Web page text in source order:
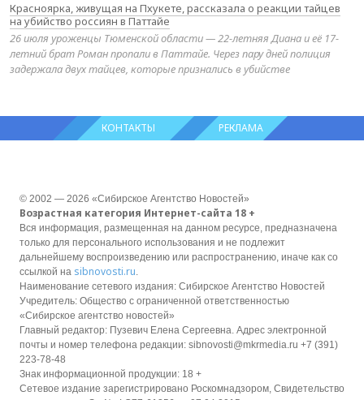
Красноярка, живущая на Пхукете, рассказала о реакции тайцев
на убийство россиян в Паттайе
26 июля уроженцы Тюменской области — 22-летняя Диана и её 17-
летний брат Роман пропали в Паттайе. Через пару дней полиция
задержала двух тайцев, которые признались в убийстве
КОНТАКТЫ РЕКЛАМА
© 2002 — 2026 «Сибирское Агентство Новостей»
Возрастная категория Интернет-сайта 18 +
Вся информация, размещенная на данном ресурсе, предназначена
только для персонального использования и не подлежит
дальнейшему воспроизведению или распространению, иначе как со
ссылкой на sibnovosti.ru.
Наименование сетевого издания: Сибирское Агентство Новостей
Учредитель: Общество с ограниченной ответственностью
«Сибирское агентство новостей»
Главный редактор: Пузевич Елена Сергеевна. Адрес электронной
почты и номер телефона редакции: sibnovosti@mkrmedia.ru +7 (391)
223-78-48
Знак информационной продукции: 18 +
Сетевое издание зарегистрировано Роскомнадзором, Свидетельство